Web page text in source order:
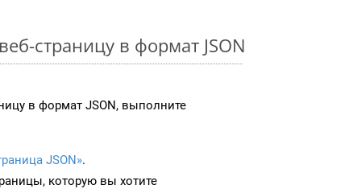
страницу в формат JSON
в формат JSON, выполните
JSON».
которую вы хотите